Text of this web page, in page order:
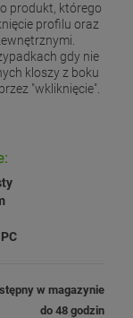
produkt, którego
profilu oraz
gdy nie
kloszy z boku
"wkliknięcie".
PC
w magazynie
do 48 godzin